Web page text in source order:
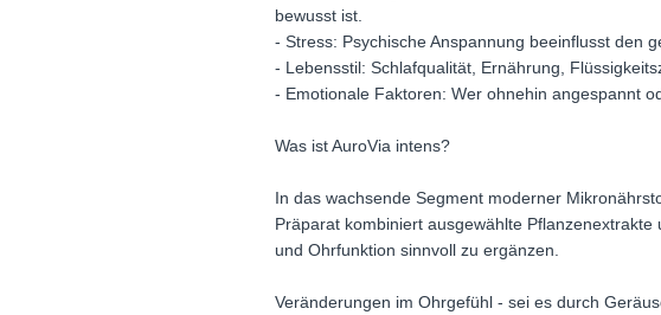
bewusst ist.
- Stress: Psychische Anspannung beeinflusst den
- Lebensstil: Schlafqualität, Ernährung,
- Emotionale Faktoren: Wer ohnehin angespannt
Was ist AuroVia intens?
In das wachsende Segment moderner
Präparat kombiniert ausgewählte
und Ohrfunktion sinnvoll zu ergänzen.
Veränderungen im Ohrgefühl - sei es durch